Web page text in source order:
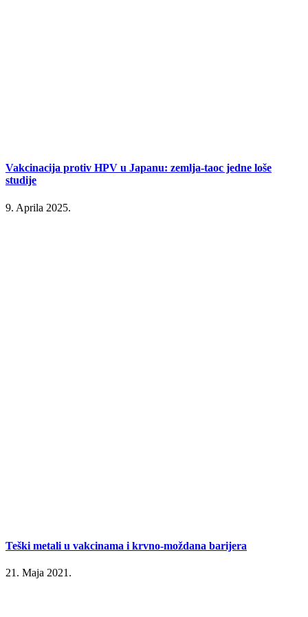
Vakcinacija protiv HPV u Japanu: zemlja-taoc jedne loše
studije
9. Aprila 2025.
Teški metali u vakcinama i krvno-moždana barijera
21. Maja 2021.